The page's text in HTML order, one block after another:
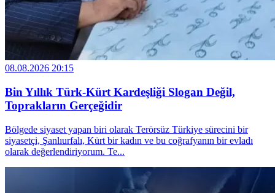
08.08.2026 20:15
Bin Yıllık Türk-Kürt Kardeşliği Slogan Değil,
Toprakların Gerçeğidir
Bölgede siyaset yapan biri olarak Terörsüz Türkiye sürecini bir
siyasetçi, Şanlıurfalı, Kürt bir kadın ve bu coğrafyanın bir evladı
olarak değerlendiriyorum. Te...